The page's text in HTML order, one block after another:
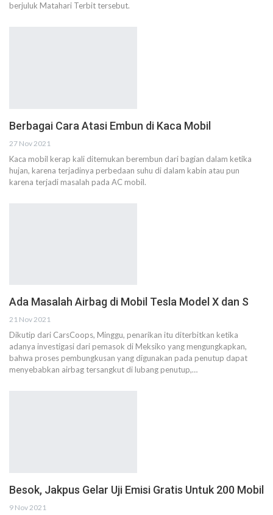
berjuluk Matahari Terbit tersebut.
Berbagai Cara Atasi Embun di Kaca Mobil
27 Nov 2021
Kaca mobil kerap kali ditemukan berembun dari bagian dalam ketika
hujan, karena terjadinya perbedaan suhu di dalam kabin atau pun
karena terjadi masalah pada AC mobil.
Ada Masalah Airbag di Mobil Tesla Model X dan S
21 Nov 2021
Dikutip dari CarsCoops, Minggu, penarikan itu diterbitkan ketika
adanya investigasi dari pemasok di Meksiko yang mengungkapkan,
bahwa proses pembungkusan yang digunakan pada penutup dapat
menyebabkan airbag tersangkut di lubang penutup,…
Besok, Jakpus Gelar Uji Emisi Gratis Untuk 200 Mobil
9 Nov 2021